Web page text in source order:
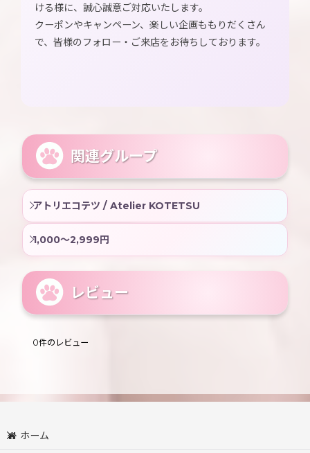
ける様に、誠心誠意ご対応いたします。
クーポンやキャンペーン、楽しい企画ももりだくさん
で、皆様のフォロー・ご来店をお待ちしております。
関連グループ
アトリエコテツ / Atelier KOTETSU
1,000〜2,999円
レビュー
0件のレビュー
ホーム